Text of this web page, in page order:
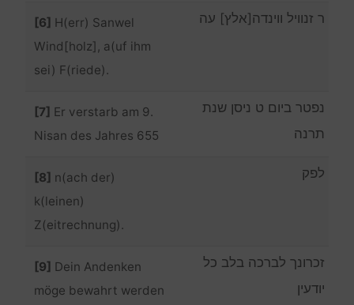
[6] H(err) Sanwel
Wind[holz], a(uf ihm
sei) F(riede).
ר זנוויל ווינדה[אלץ] עה
[7] Er verstarb am 9.
Nisan des Jahres 655
נפטר ביום ט ניסן שנת
תרנה
[8] n(ach der)
k(leinen)
Z(eitrechnung).
לפק
[9] Dein Andenken
möge bewahrt werden
זכרונך לברכה בלב כל
יודעין